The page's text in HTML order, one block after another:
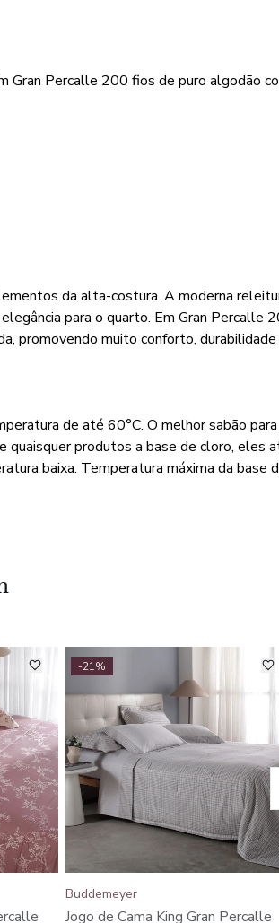
Gran Percalle 200 fios de puro algodão
da alta-costura. A moderna
para o quarto. Em Gran Percalle
promovendo muito conforto, durabilidade
de até 60°C. O melhor sabão
produtos a base de cloro, eles
baixa. Temperatura máxima da base
-21%
Buddemeyer
Jogo de Cama King Gran Percalle